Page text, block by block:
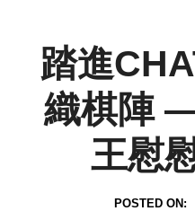
踏進
織棋陣
王慰
POSTED ON: